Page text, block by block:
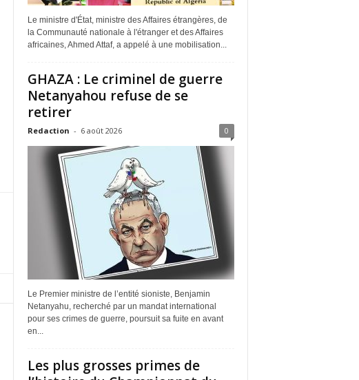
Le ministre d'État, ministre des Affaires étrangères, de
la Communauté nationale à l'étranger et des Affaires
africaines, Ahmed Attaf, a appelé à une mobilisation...
GHAZA : Le criminel de guerre
Netanyahou refuse de se
retirer
Redaction - 6 août 2026 0
Le Premier ministre de l’entité sioniste, Benjamin
Netanyahu, recherché par un mandat international
pour ses crimes de guerre, poursuit sa fuite en avant
en...
Les plus grosses primes de